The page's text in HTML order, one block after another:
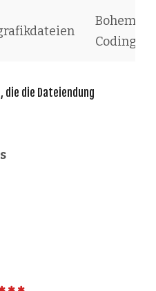
Bohemian
Coding
die die Dateiendung